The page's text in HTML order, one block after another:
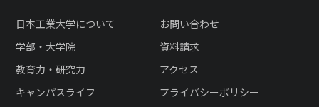
日本工業大学について
学部・大学院
教育力・研究力
キャンパスライフ
お問い合わせ
資料請求
アクセス
プライバシーポリシー